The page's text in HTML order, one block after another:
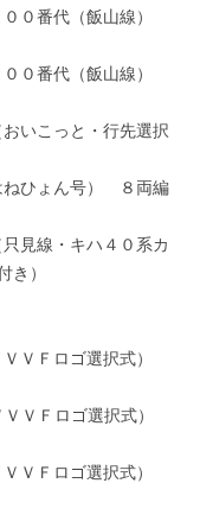
０番代（飯山線）
０番代（飯山線）
いこっと・行先選択
ねひょん号） ８両編
見線・キハ４０系カ
）
ＶＦロゴ選択式）
ＶＶＦロゴ選択式）
ＶＦロゴ選択式）